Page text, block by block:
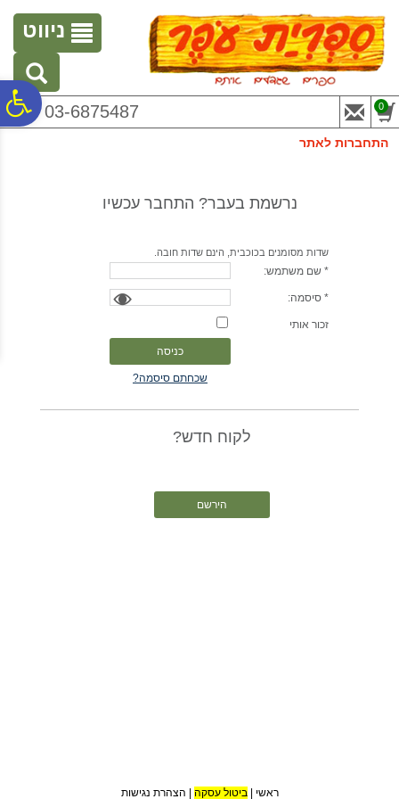
נגישות
אתר
המרכזי
ניווט
03-6875487 0
התחברות לאתר
נרשמת בעבר? התחבר עכשיו
שדות מסומנים בכוכבית, הינם שדות חובה.
* שם משתמש:
* סיסמה:
זכור אותי
שכחתם סיסמה?
לקוח חדש?
הירשם
ראשי |ביטול עסקה הצהרת נגישות